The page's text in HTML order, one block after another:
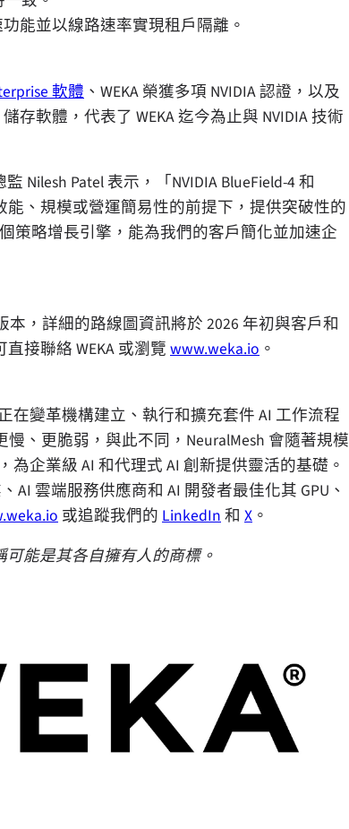
能並以線路速率實現租戶隔離。
軟體 、WEKA 榮獲多項 NVIDIA 認證，以及
存軟體，代表了 WEKA 迄今為止與 NVIDIA 技術
監 Nilesh Patel 表示，「NVIDIA BlueField-4 和
能、規模或營運簡易性的前提下，提供突破性的
策略增長引擎，能為我們的客戶簡化並加速企
本，詳細的路線圖資訊將於 2026 年初與客戶和
接聯絡 WEKA 或瀏覽 www.weka.io 。
在變革機構建立、執行和擴充套件 AI 工作流程
、更脆弱，與此不同，NeuralMesh 會隨著規模
企業級 AI 和代理式 AI 創新提供靈活的基礎。
AI 雲端服務供應商和 AI 開發者最佳化其 GPU、
或追蹤我們的 LinkedIn 和 X 。
可能是其各自擁有人的商標。